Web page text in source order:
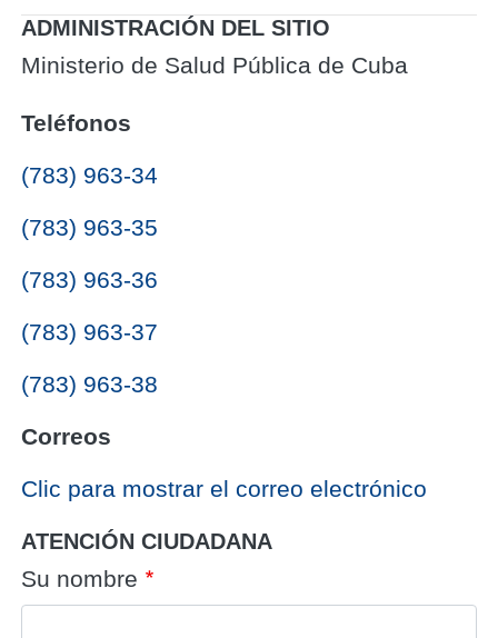
ADMINISTRACIÓN DEL SITIO
Ministerio de Salud Pública de Cuba
Teléfonos
(783) 963-34
(783) 963-35
(783) 963-36
(783) 963-37
(783) 963-38
Correos
‎Clic para mostrar el correo electrónico
ATENCIÓN CIUDADANA
Su nombre